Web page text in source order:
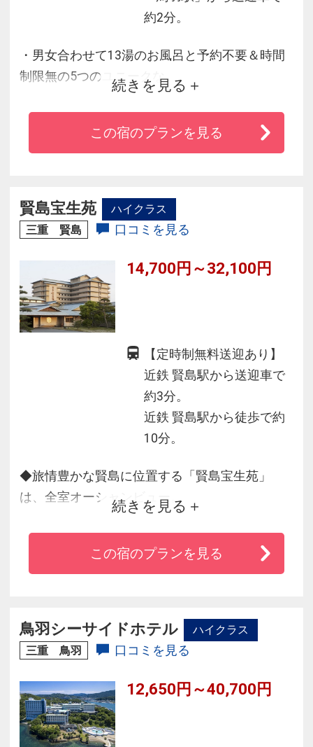
約2分。
・男女合わせて13湯のお風呂と予約不要＆時間
制限無の5つのユニークな
無料貸切風呂が人気。
・鳥羽水族館、ミキモト真珠島、鳥羽湾（イル
カ島）めぐりなど
慢。
・鳥羽湾を一望できる回転展望レストランで旬
続きを見る
この宿のプランを見る
賢島宝生苑
ハイクラス
三重 賢島
口コミを見る
14,700円～32,100円
【定時制無料送迎あり】
近鉄 賢島駅から送迎車で
約3分。
近鉄 賢島駅から徒歩で約
10分。
◆旅情豊かな賢島に位置する「賢島宝生苑」
は、全室オーシャンビュー。
英虞湾の素晴らしい眺めをお楽しみください。
◆とろりとした泉質は保温効果が高く、美肌効
果も期待できる良質な湯が女性に人気。
◆滝の流れる屋内アトリウム和風庭園やボーリ
ング場、カラオケバーなど楽しめる
続きを見る
この宿のプランを見る
鳥羽シーサイドホテル
ハイクラス
三重 鳥羽
口コミを見る
12,650円～40,700円